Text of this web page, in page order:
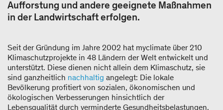
Aufforstung und andere geeignete Maßnahmen
in der Landwirtschaft erfolgen.
Seit der Gründung im Jahre 2002 hat myclimate über 210
Klimaschutzprojekte in 48 Ländern der Welt entwickelt und
unterstützt. Diese dienen nicht allein dem Klimaschutz, sie
sind ganzheitlich nachhaltig angelegt: Die lokale
Bevölkerung profitiert von sozialen, ökonomischen und
ökologischen Verbesserungen hinsichtlich der
Lebensqualität durch verminderte Gesundheitsbelastungen,